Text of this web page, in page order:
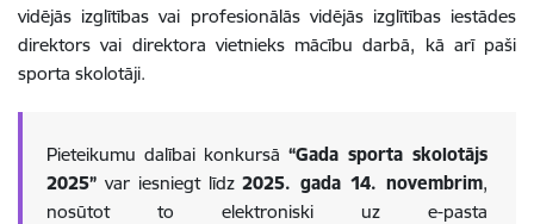
vidējās izglītības vai profesionālās vidējās izglītības iestādes
direktors vai direktora vietnieks mācību darbā, kā arī paši
sporta skolotāji.
Pieteikumu dalībai konkursā “Gada sporta skolotājs
2025” var iesniegt līdz2025. gada 14. novembrim,
nosūtot to elektroniski uz e-pasta